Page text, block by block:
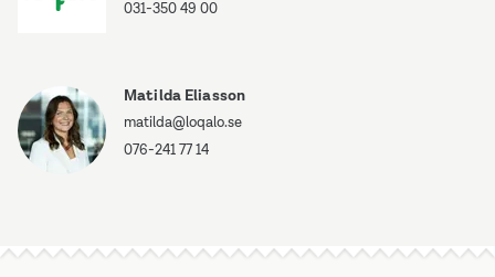
031-350 49 00
Matilda Eliasson
matilda@loqalo.se
076-241 77 14